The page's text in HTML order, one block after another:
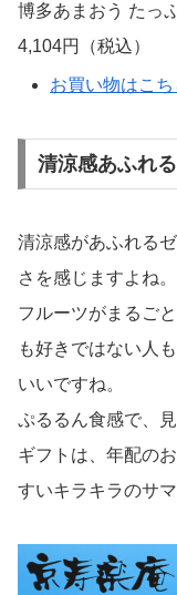
博多あまおう たっ
4,104円（税込）
お買い物はこち
清涼感あふれ
清涼感があふれる
さを感じますよね。
フルーツがまるご
も好きではない人
いいですね。
ぷるるん食感で、
ギフトは、年配の
すいキラキラのサ